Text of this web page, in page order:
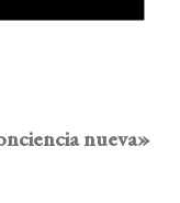
nueva»